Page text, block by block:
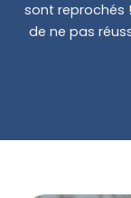
sont reprochés
de ne pas